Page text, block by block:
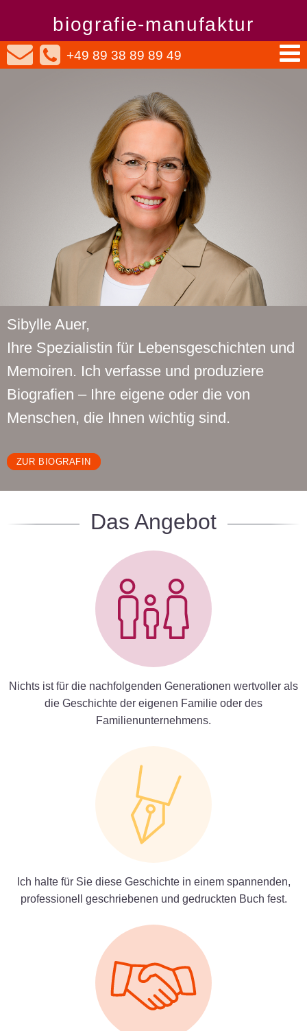
biografie-manufaktur
+49 89 38 89 89 49
Sibylle Auer,
Ihre Spezialistin für Lebensgeschichten und
Memoiren. Ich verfasse und produziere
Biografien – Ihre eigene oder die von
Menschen, die Ihnen wichtig sind.
ZUR BIOGRAFIN
Das Angebot
Nichts ist für die nachfolgenden Generationen wertvoller als
die Geschichte der eigenen Familie oder des
Familienunternehmens.
Ich halte für Sie diese Geschichte in einem spannenden,
professionell geschriebenen und gedruckten Buch fest.